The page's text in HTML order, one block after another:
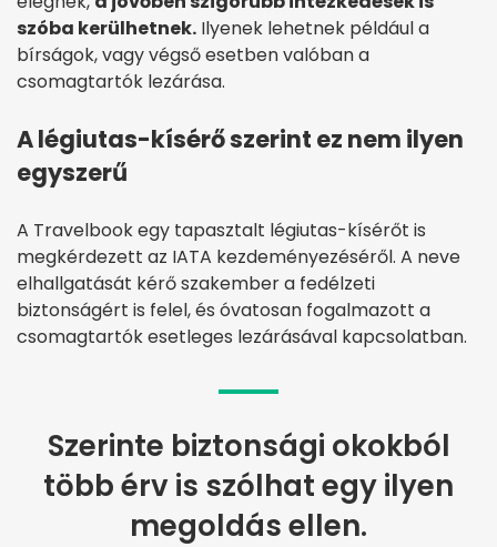
szóba kerülhetnek. Ilyenek lehetnek például a
bírságok, vagy végső esetben valóban a
csomagtartók lezárása.
A légiutas-kísérő szerint ez nem ilyen
egyszerű
A Travelbook egy tapasztalt légiutas-kísérőt is
megkérdezett az IATA kezdeményezéséről. A neve
elhallgatását kérő szakember a fedélzeti
biztonságért is felel, és óvatosan fogalmazott a
csomagtartók esetleges lezárásával kapcsolatban.
Szerinte biztonsági okokból
több érv is szólhat egy ilyen
megoldás ellen.